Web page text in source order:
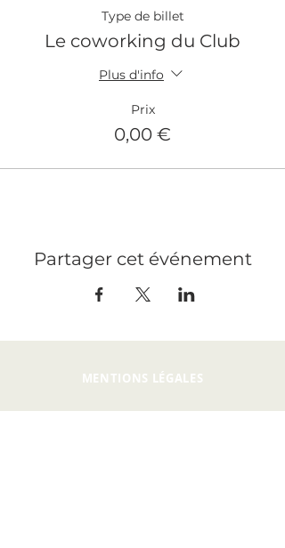
Type de billet
Le coworking du Club
Plus d'info
Prix
0,00 €
Partager cet événement
MENTIONS LÉGALES